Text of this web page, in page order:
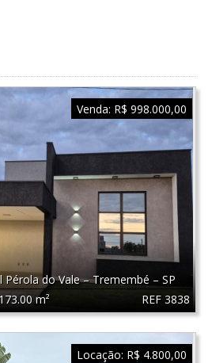
REF 3838
Pérola do Vale–Tremembé – SP
m²
Venda: R$ 998.000,00
Locação: R$ 4.800,00